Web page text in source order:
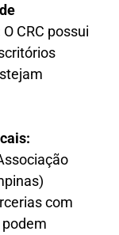
O CRC possui
com